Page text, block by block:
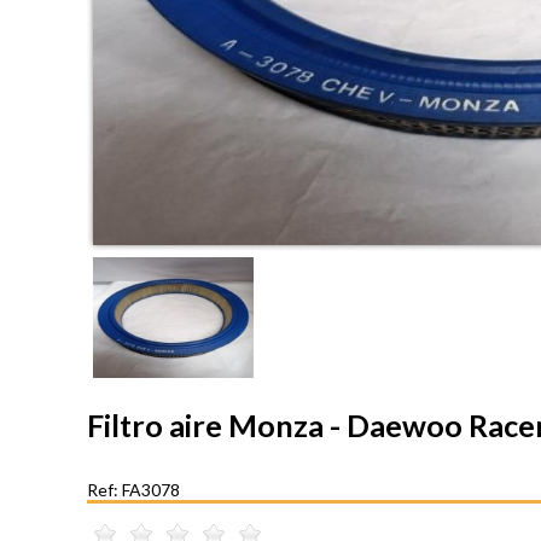
Filtro aire Monza - Daewoo
Ref: FA3078